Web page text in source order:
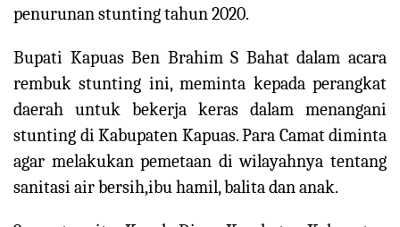
penurunan stunting tahun 2020.
Bupati Kapuas Ben Brahim S Bahat dalam acara
rembuk stunting ini, meminta kepada perangkat
daerah untuk bekerja keras dalam menangani
stunting di Kabupaten Kapuas. Para Camat diminta
agar melakukan pemetaan di wilayahnya tentang
sanitasi air bersih,ibu hamil, balita dan anak.